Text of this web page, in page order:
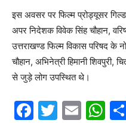
इस अवसर पर फिल्म प्रोड्यूसर
अपर निदेशक विवेक सिंह चौहान,
उत्तराखण्ड फिल्म विकास परिषद
चौहान, अभिनेत्री हिमानी शिवपुरी,
से जुड़े लोग उपस्थित थे।
F
T
E
W